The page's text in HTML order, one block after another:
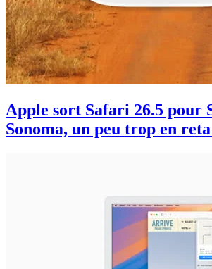
Apple sort Safari 26.5 pour
Sonoma, un peu trop en